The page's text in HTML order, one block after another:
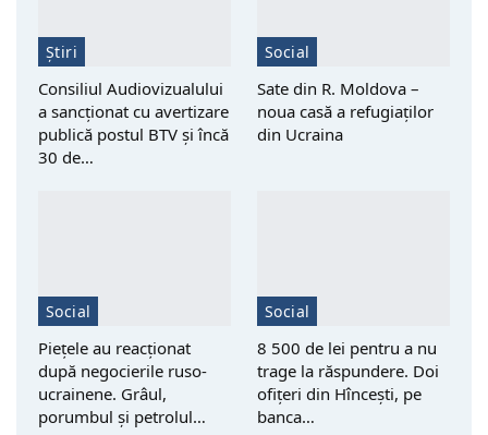
Știri
Consiliul Audiovizualului
a sancționat cu avertizare
publică postul BTV și încă
30 de…
Social
Sate din R. Moldova –
noua casă a refugiaților
din Ucraina
Social
Piețele au reacționat
după negocierile ruso-
ucrainene. Grâul,
porumbul și petrolul…
Social
8 500 de lei pentru a nu
trage la răspundere. Doi
ofițeri din Hîncești, pe
banca…